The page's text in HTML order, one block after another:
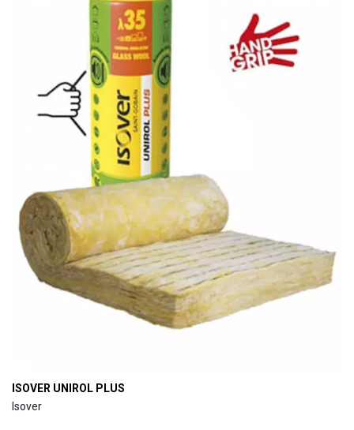
ISOVER UNIROL PLUS
Isover